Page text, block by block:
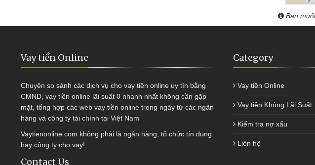
Bạn
Vay tiền Online
Chuyên so sánh các dịch vụ cho vay tiền online uy tín bằng
CMND, vay tiền online lãi suất 0 nhanh nhất không cần gặp
mặt, tổng hợp các web vay tiền online trong ngày từ các ngân
hàng và công ty tài chính tại Việt Nam
Vaytienonline.com không phải là ngân hàng, tổ chức tín dụng
hay công ty cho vay!
Contact Us
Category
Vay tiền Online
Vay tiền Không Lãi Suất
Kiểm tra nợ xấu
Liên hệ